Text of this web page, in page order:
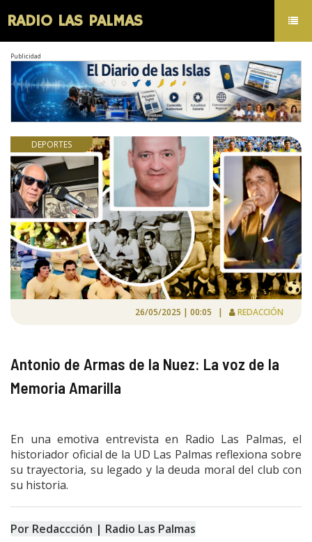
RADIO LAS PALMAS
Publicidad
DEPORTES
26/05/2025 | 00:05 | REDACCIÓN
Antonio de Armas de la Nuez: La voz de la
Memoria Amarilla
En una emotiva entrevista en Radio Las Palmas, el
historiador oficial de la UD Las Palmas reflexiona sobre
su trayectoria, su legado y la deuda moral del club con
su historia.
Por Redaccción | Radio Las Palmas